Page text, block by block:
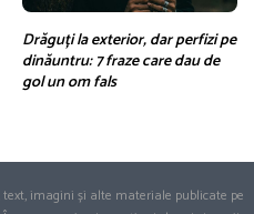
Drăguți la exterior, dar perfizi pe
dinăuntru: 7 fraze care dau de
gol un om fals
imagini și alte materiale publicate pe